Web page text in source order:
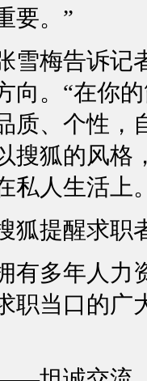
要。”
梅告诉记者
向。“在你
质、个性，
搜狐的风格
私人生活上
提醒求职者
多年人力资
职当口的广